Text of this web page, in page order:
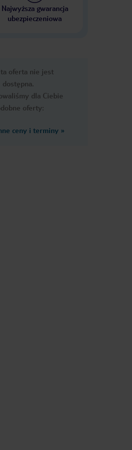
Najwyższa gwarancja
ubezpieczeniowa
oferta nie jest
dostępna.
dla Ciebie
oferty:
ceny i terminy »